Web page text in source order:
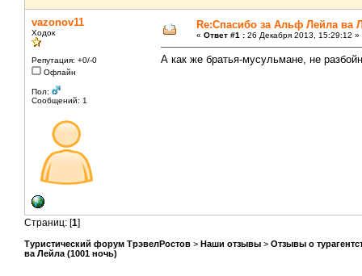
vazonov11
Ходок
Репутация: +0/-0
Офлайн
Пол:
Сообщений: 1
Re:Спасибо за Альф Лейла ва
« Ответ #1 : 26 Декабря 2013, 15:29:12 »
А как же братья-мусульмане, не
Страниц: [1]
Туристический форум ТрэвелРостов > Наши отзывы > Отзывы о
ва Лейла (1001 ночь)